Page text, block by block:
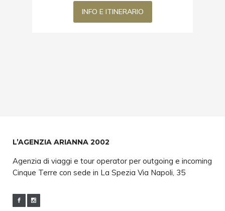
INFO E ITINERARIO
L’AGENZIA ARIANNA 2002
Agenzia di viaggi e tour operator per outgoing e incoming
Cinque Terre con sede in La Spezia Via Napoli, 35